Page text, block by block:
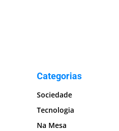
Categorias
Sociedade
Tecnologia
Na Mesa